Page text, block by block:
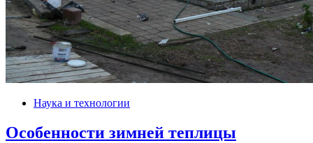
Наука и технологии
Особенности зимней теплицы